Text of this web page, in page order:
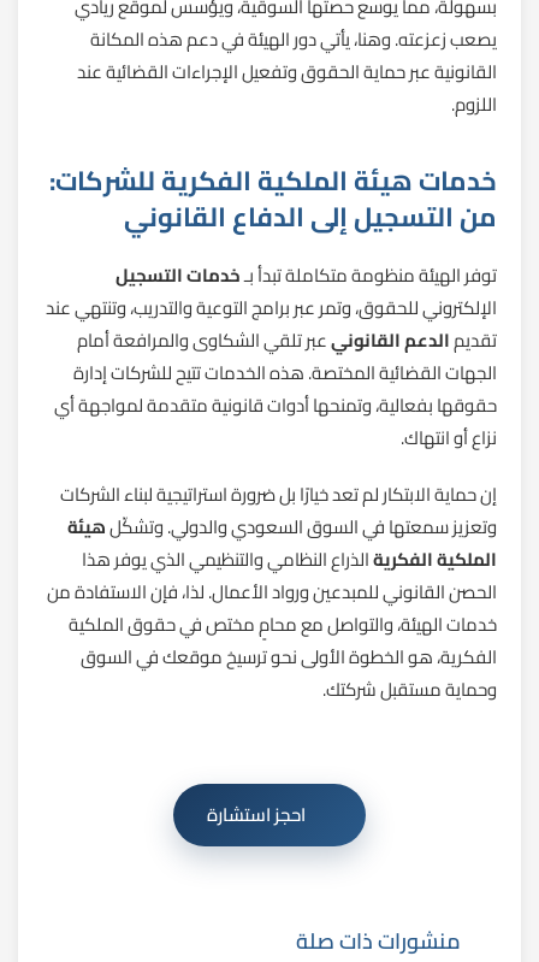
يصعب زعزعته. وهنا، يأتي دور الهيئة في دعم هذه المكانة
القانونية عبر حماية الحقوق وتفعيل الإجراءات القضائية عند
اللزوم.
خدمات هيئة الملكية الفكرية للشركات:
من التسجيل إلى الدفاع القانوني
توفر الهيئة منظومة متكاملة تبدأ بـخدمات التسجيل
الإلكتروني للحقوق، وتمر عبر برامج التوعية والتدريب، وتنتهي عند
تقديمالدعم القانونيعبر تلقي الشكاوى والمرافعة أمام
الجهات القضائية المختصة. هذه الخدمات تتيح للشركات إدارة
حقوقها بفعالية، وتمنحها أدوات قانونية متقدمة لمواجهة أي
نزاع أو انتهاك.
إن حماية الابتكار لم تعد خيارًا بل ضرورة استراتيجية لبناء الشركات
وتعزيز سمعتها في السوق السعودي والدولي. وتشكّلهيئة
الملكية الفكريةالذراع النظامي والتنظيمي الذي يوفر هذا
الحصن القانوني للمبدعين ورواد الأعمال. لذا، فإن الاستفادة من
خدمات الهيئة، والتواصل مع محامٍ مختص في حقوق الملكية
الفكرية، هو الخطوة الأولى نحو ترسيخ موقعك في السوق
وحماية مستقبل شركتك.
احجز استشارة
منشورات ذات صلة